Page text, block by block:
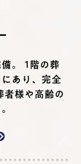
。 1階の葬
あり、完全
者様や高齢の